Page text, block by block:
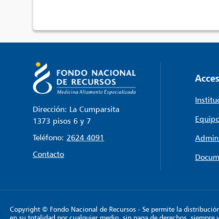
Dirección: La Cumparsita
1373 pisos 6 y 7
Teléfono: 2624 4091
Contacto
Copyright © Fondo Nacional de Recursos - Se permite la